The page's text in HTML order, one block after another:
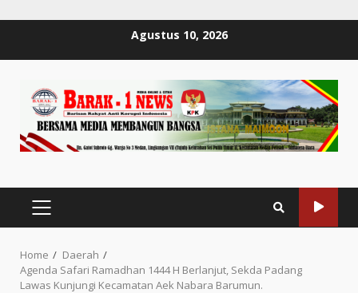
Agustus 10, 2026
PRIMARY
MENU
Home
Daerah
Agenda Safari Ramadhan 1444 H Berlanjut, Sekda Padang
Lawas Kunjungi Kecamatan Aek Nabara Barumun.